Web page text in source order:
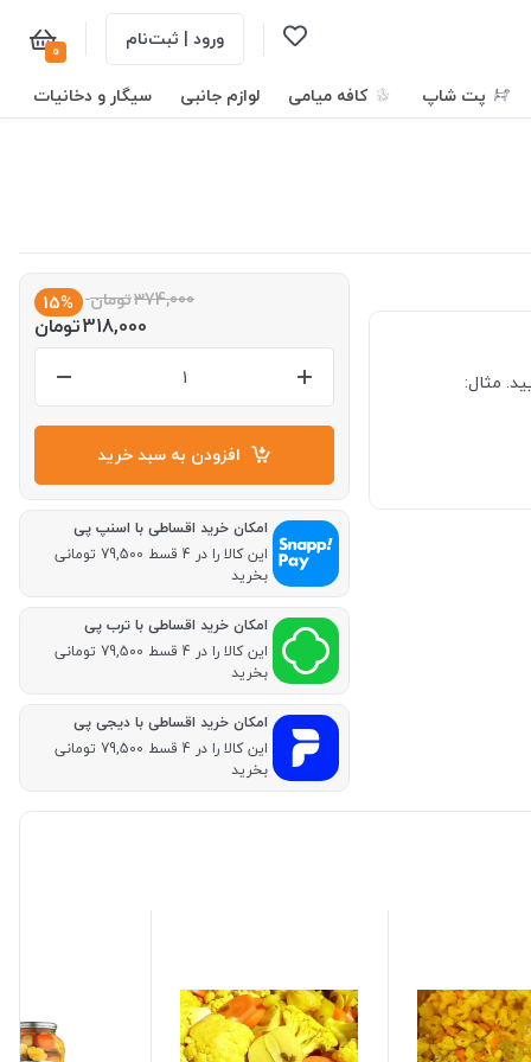
ورود | ثبت‌نام 0
پت شاپ کافه میامی لوازم جانبی سیگار و دخانیات
مثال:
374,000تومان 15%
318,000تومان
افزودن به سبد خرید
امکان خرید اقساطی با اسنپ پی
این کالا را در 4 قسط 79,500 تومانی
بخرید
امکان خرید اقساطی با ترب پی
این کالا را در 4 قسط 79,500 تومانی
بخرید
امکان خرید اقساطی با دیجی پی
این کالا را در 4 قسط 79,500 تومانی
بخرید